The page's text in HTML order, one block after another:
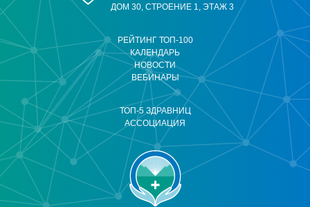
РЕЙТИНГ ТОП-100
КАЛЕНДАРЬ
НОВОСТИ
ВЕБИНАРЫ
ТОП-5 ЗДРАВНИЦ
АССОЦИАЦИЯ
ДОМ 30, СТРОЕНИЕ 1, ЭТАЖ 3